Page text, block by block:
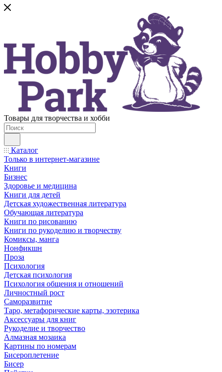
Товары для творчества и хобби
Каталог
Только в интернет-магазине
Книги
Бизнес
Здоровье и медицина
Книги для детей
Детская художественная литература
Обучающая литература
Книги по рисованию
Книги по рукоделию и творчеству
Комиксы, манга
Нонфикшн
Проза
Психология
Детская психология
Психология общения и отношений
Личностный рост
Саморазвитие
Таро, метафорические карты, эзотерика
Аксессуары для книг
Рукоделие и творчество
Алмазная мозаика
Картины по номерам
Бисероплетение
Бисер